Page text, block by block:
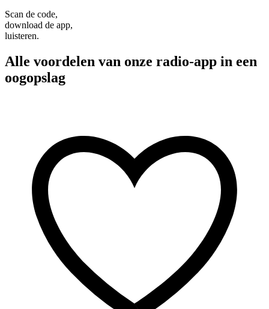
Scan de code,
download de app,
luisteren.
Alle voordelen van onze radio-app in een
oogopslag